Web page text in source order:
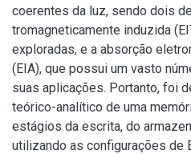
coerentes da luz, sendo dois
tromagneticamente induzida
exploradas, e a absorção
(EIA), que possui um vasto
suas aplicações. Portanto, foi
teórico-analítico de uma
estágios da escrita, do
utilizando as configurações de